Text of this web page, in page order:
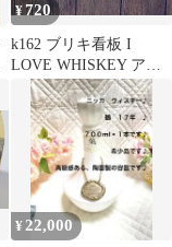
¥720
k162 ブリキ看板 I
LOVE WHISKEY アメ
リカ雑貨 インテリア
¥22,000